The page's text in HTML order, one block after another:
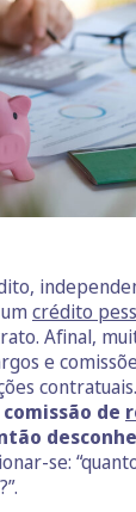
crédito
Afinal,
e
de
se: